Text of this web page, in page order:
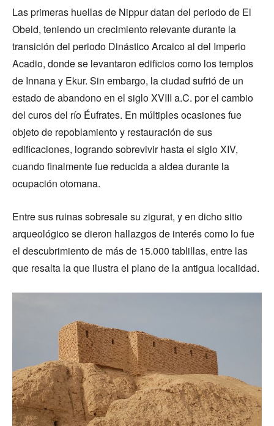
Las primeras huellas de Nippur datan del periodo de El
Obeid, teniendo un crecimiento relevante durante la
transición del periodo Dinástico Arcaico al del Imperio
Acadio, donde se levantaron edificios como los templos
de Innana y Ekur. Sin embargo, la ciudad sufrió de un
estado de abandono en el siglo XVIII a.C. por el cambio
del curos del río Éufrates. En múltiples ocasiones fue
objeto de repoblamiento y restauración de sus
edificaciones, logrando sobrevivir hasta el siglo XIV,
cuando finalmente fue reducida a aldea durante la
ocupación otomana.
Entre sus ruinas sobresale su zigurat, y en dicho sitio
arqueológico se dieron hallazgos de interés como lo fue
el descubrimiento de más de 15.000 tablillas, entre las
que resalta la que ilustra el plano de la antigua localidad.